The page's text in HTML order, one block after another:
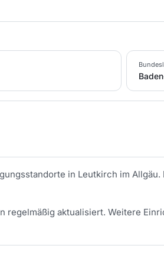
in Leutkirch im Allgäu.
regelmäßig aktualisiert. Weitere